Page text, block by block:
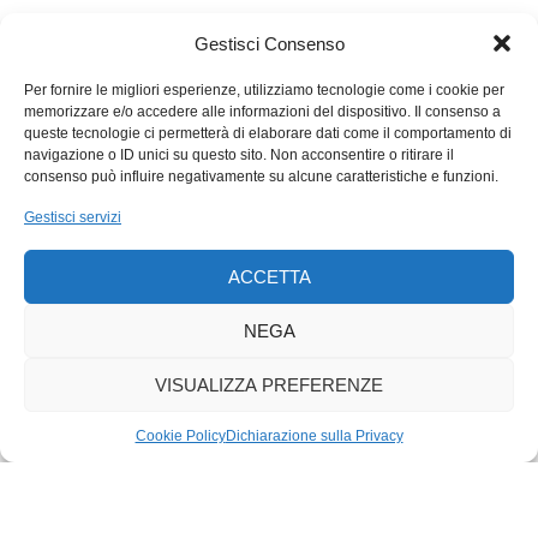
Gestisci Consenso
Per fornire le migliori esperienze, utilizziamo tecnologie come i cookie per
memorizzare e/o accedere alle informazioni del dispositivo. Il consenso a
queste tecnologie ci permetterà di elaborare dati come il comportamento di
navigazione o ID unici su questo sito. Non acconsentire o ritirare il
consenso può influire negativamente su alcune caratteristiche e funzioni.
Gestisci servizi
ACCETTA
NEGA
VISUALIZZA PREFERENZE
Cookie PolicyDichiarazione sulla Privacy
gennaio 2020, da quando anche la solitudine non è più quella
che era. Per via, paradossalmente, di un’incognita, un virus
che chissà da dove arriva e quando se ne andrà. Intanto sta
esercitando un influsso subdolo sui detentori del potere.
C’è il rischio che ci prendano gusto, e l’emergenza diventi